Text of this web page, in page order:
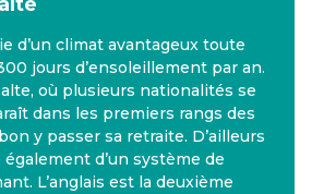
d’un climat avantageux toute
jours d’ensoleillement par an.
où plusieurs nationalités se
dans les premiers rangs des
y passer sa retraite. D’ailleurs
d’un système de
L’anglais est la deuxième